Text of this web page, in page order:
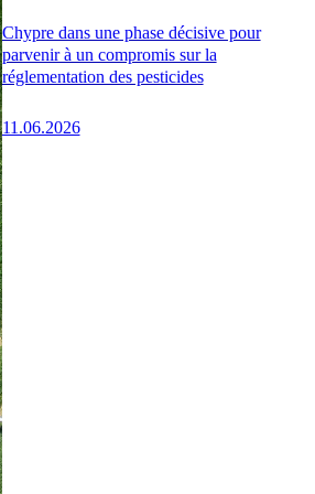
Chypre dans une phase décisive pour
parvenir à un compromis sur la
réglementation des pesticides
11.06.2026